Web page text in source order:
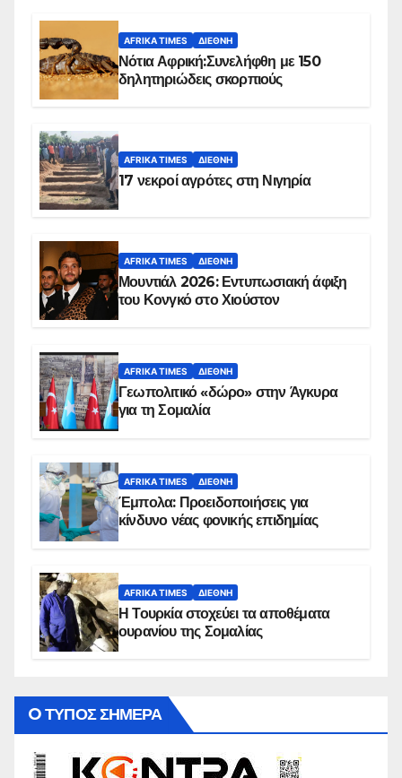
AFRIKA TIMES ΔΙΕΘΝΉ
Νότια Αφρική:Συνελήφθη με 150
δηλητηριώδεις σκορπιούς
AFRIKA TIMES ΔΙΕΘΝΉ
17 νεκροί αγρότες στη Νιγηρία
AFRIKA TIMES ΔΙΕΘΝΉ
Μουντιάλ 2026: Εντυπωσιακή άφιξη
του Κονγκό στο Χιούστον
AFRIKA TIMES ΔΙΕΘΝΉ
Γεωπολιτικό «δώρο» στην Άγκυρα
για τη Σομαλία
AFRIKA TIMES ΔΙΕΘΝΉ
Έμπολα: Προειδοποιήσεις για
κίνδυνο νέας φονικής επιδημίας
AFRIKA TIMES ΔΙΕΘΝΉ
Η Τουρκία στοχεύει τα αποθέματα
ουρανίου της Σομαλίας
O ΤΥΠΟΣ ΣΗΜΕΡΑ